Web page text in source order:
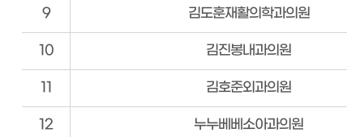
관
9 김도훈재활의학과의원
10 김진봉내과의원
11 김호준외과의원
12 누누베베소아과의원